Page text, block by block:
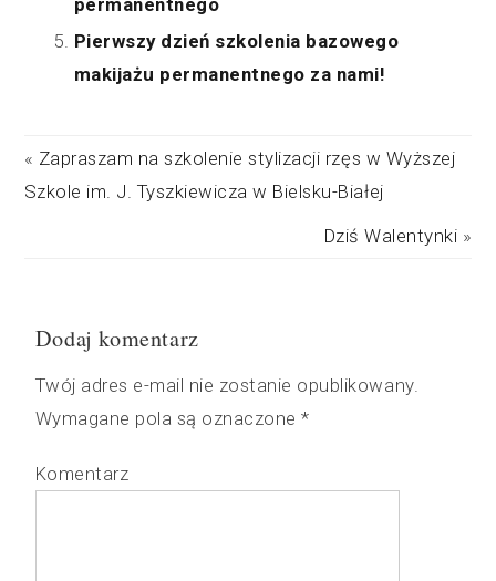
Pierwszy dzień szkolenia bazowego
makijażu permanentnego za nami!
« Zapraszam na szkolenie stylizacji rzęs w Wyższej
Szkole im. J. Tyszkiewicza w Bielsku-Białej
Dziś Walentynki »
Dodaj komentarz
Twój adres e-mail nie zostanie opublikowany.
Wymagane pola są oznaczone*
Komentarz